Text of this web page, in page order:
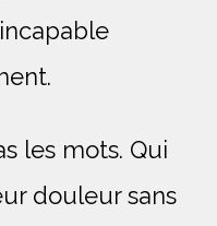
les mots. Qui
douleur sans